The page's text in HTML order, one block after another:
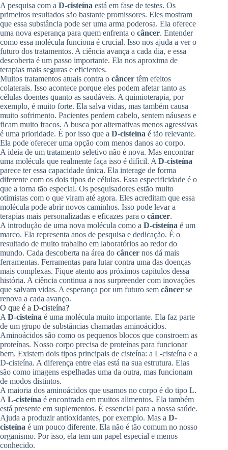
A pesquisa com a D-cisteína está em fase de testes. Os
primeiros resultados são bastante promissores. Eles mostram
que essa substância pode ser uma arma poderosa. Ela oferece
uma nova esperança para quem enfrenta o câncer. Entender
como essa molécula funciona é crucial. Isso nos ajuda a ver o
futuro dos tratamentos. A ciência avança a cada dia, e essa
descoberta é um passo importante. Ela nos aproxima de
terapias mais seguras e eficientes.
Muitos tratamentos atuais contra o câncer têm efeitos
colaterais. Isso acontece porque eles podem afetar tanto as
células doentes quanto as saudáveis. A quimioterapia, por
exemplo, é muito forte. Ela salva vidas, mas também causa
muito sofrimento. Pacientes perdem cabelo, sentem náuseas e
ficam muito fracos. A busca por alternativas menos agressivas
é uma prioridade. É por isso que a D-cisteína é tão relevante.
Ela pode oferecer uma opção com menos danos ao corpo.
A ideia de um tratamento seletivo não é nova. Mas encontrar
uma molécula que realmente faça isso é difícil. A D-cisteína
parece ter essa capacidade única. Ela interage de forma
diferente com os dois tipos de células. Essa especificidade é o
que a torna tão especial. Os pesquisadores estão muito
otimistas com o que viram até agora. Eles acreditam que essa
molécula pode abrir novos caminhos. Isso pode levar a
terapias mais personalizadas e eficazes para o câncer.
A introdução de uma nova molécula como a D-cisteína é um
marco. Ela representa anos de pesquisa e dedicação. É o
resultado de muito trabalho em laboratórios ao redor do
mundo. Cada descoberta na área do câncer nos dá mais
ferramentas. Ferramentas para lutar contra uma das doenças
mais complexas. Fique atento aos próximos capítulos dessa
história. A ciência continua a nos surpreender com inovações
que salvam vidas. A esperança por um futuro sem câncer se
renova a cada avanço.
O que é a D-cisteína?
A D-cisteína é uma molécula muito importante. Ela faz parte
de um grupo de substâncias chamadas aminoácidos.
Aminoácidos são como os pequenos blocos que constroem as
proteínas. Nosso corpo precisa de proteínas para funcionar
bem. Existem dois tipos principais de cisteína: a L-cisteína e a
D-cisteína. A diferença entre elas está na sua estrutura. Elas
são como imagens espelhadas uma da outra, mas funcionam
de modos distintos.
A maioria dos aminoácidos que usamos no corpo é do tipo L.
A L-cisteína é encontrada em muitos alimentos. Ela também
está presente em suplementos. É essencial para a nossa saúde.
Ajuda a produzir antioxidantes, por exemplo. Mas a D-
cisteína é um pouco diferente. Ela não é tão comum no nosso
organismo. Por isso, ela tem um papel especial e menos
conhecido.